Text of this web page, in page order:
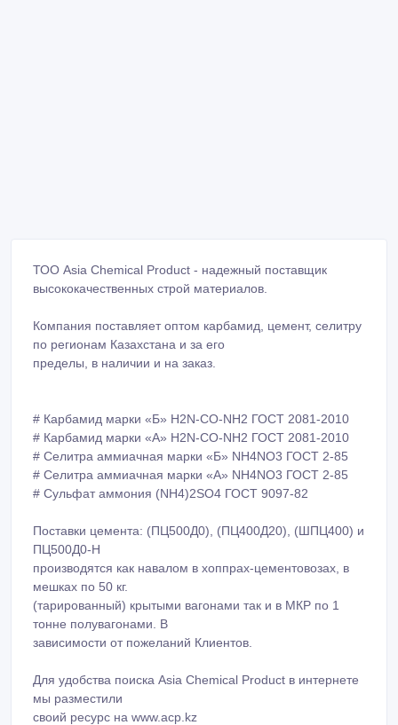
ТОО Asia Chemical Product - надежный поставщик
высококачественных строй материалов.
Компания поставляет оптом карбамид, цемент, селитру
по регионам Казахстана и за его
пределы, в наличии и на заказ.
# Карбамид марки «Б» H2N-CO-NH2 ГОСТ 2081-2010
# Карбамид марки «А» H2N-CO-NH2 ГОСТ 2081-2010
# Селитра аммиачная марки «Б» NH4NO3 ГОСТ 2-85
# Селитра аммиачная марки «А» NH4NO3 ГОСТ 2-85
# Сульфат аммония (NH4)2SO4 ГОСТ 9097-82
Поставки цемента: (ПЦ500Д0), (ПЦ400Д20), (ШПЦ400) и
ПЦ500Д0-Н
производятся как навалом в хоппрах-цементовозах, в
мешках по 50 кг.
(тарированный) крытыми вагонами так и в МКР по 1
тонне полувагонами. В
зависимости от пожеланий Клиентов.
Для удобства поиска Asia Chemical Product в интернете
мы разместили
своий ресурс на www.acp.kz